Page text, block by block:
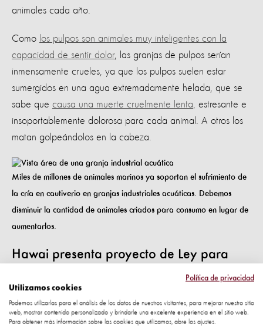
animales cada año.
Como los pulpos son animales muy inteligentes con la
capacidad de sentir dolor, las granjas de pulpos serían
inmensamente crueles, ya que los pulpos suelen estar
sumergidos en una agua extremadamente helada, que se
sabe que causa una muerte cruelmente lenta , estresante e
insoportablemente dolorosa para cada animal. A otros los
matan golpeándolos en la cabeza.
Miles de millones de animales marinos ya soportan el sufrimiento de
la cría en cautiverio en granjas industriales acuáticas. Debemos
disminuir la cantidad de animales criados para consumo en lugar de
aumentarlos.
Hawai presenta proyecto de Ley para
No existe una forma humana de criar animales de forma
intensiva, incluido el pulpo. De hecho, una granja de pulpos
Política de privacidad
Utilizamos cookies
Podemos utilizarlas para el análisis de los datos de nuestros visitantes, para mejorar nuestro sitio
web, mostrar contenido personalizado y brindarle una excelente experiencia en el sitio web.
Para obtener más información sobre las cookies que utilizamos, abre los ajustes.